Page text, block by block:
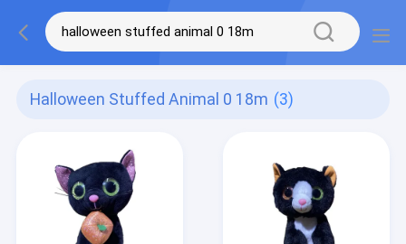
Halloween Stuffed Animal 0 18m (3)